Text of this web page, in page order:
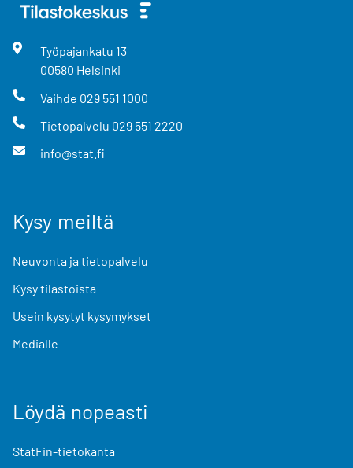
Työpajankatu 13
00580 Helsinki
Vaihde 029 551 1000
Tietopalvelu 029 551 2220
info@stat.fi
Kysy meiltä
Neuvonta ja tietopalvelu
Kysy tilastoista
Usein kysytyt kysymykset
Medialle
Löydä nopeasti
StatFin-tietokanta